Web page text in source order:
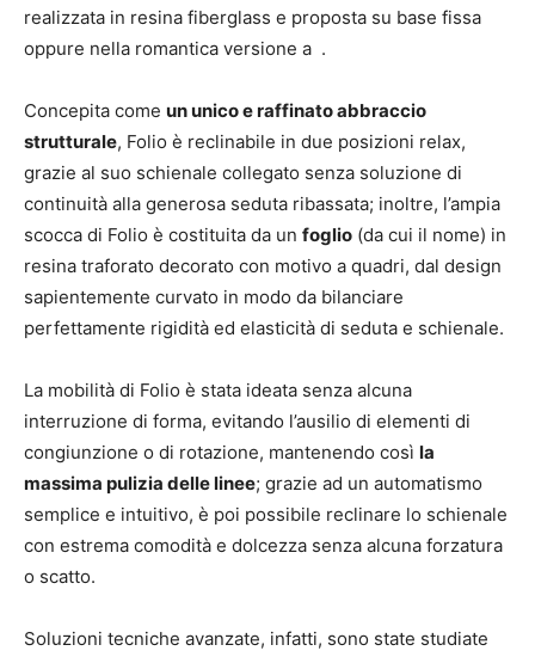
realizzata in resina fiberglass e proposta su base fissa
oppure nella romantica versione a .
Concepita come un unico e raffinato abbraccio
strutturale, Folio è reclinabile in due posizioni relax,
grazie al suo schienale collegato senza soluzione di
continuità alla generosa seduta ribassata; inoltre, l’ampia
scocca di Folio è costituita da un foglio (da cui il nome) in
resina traforato decorato con motivo a quadri, dal design
sapientemente curvato in modo da bilanciare
perfettamente rigidità ed elasticità di seduta e schienale.
La mobilità di Folio è stata ideata senza alcuna
interruzione di forma, evitando l’ausilio di elementi di
congiunzione o di rotazione, mantenendo così la
massima pulizia delle linee; grazie ad un automatismo
semplice e intuitivo, è poi possibile reclinare lo schienale
con estrema comodità e dolcezza senza alcuna forzatura
o scatto.
Soluzioni tecniche avanzate, infatti, sono state studiate